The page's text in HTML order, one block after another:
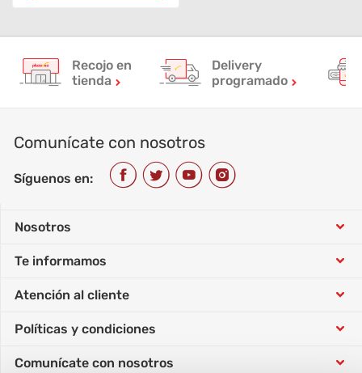
Recojo en
tienda
Delivery
programado
Comunícate con nosotros
Síguenos en:
Nosotros
Conócenos
Trabaja con nosotros
Te informamos
Tarjeta Sip
Concursos
Atención al cliente
Tutorial de compra
Horarios atención telefónica
Políticas y condiciones
Política de datos personales
Comunícate con nosotros